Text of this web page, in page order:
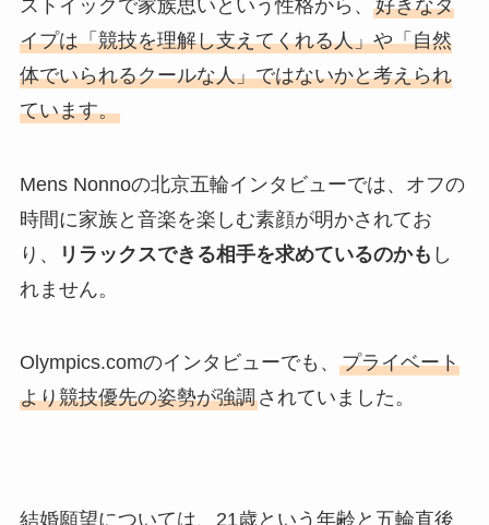
ストイックで家族思いという性格から、 好きなタ
イプは「競技を理解し支えてくれる人」や「自然
体でいられるクールな人」ではないかと考えられ
ています。
Mens Nonnoの北京五輪インタビューでは、オフの
時間に家族と音楽を楽しむ素顔が明かされてお
り、
リラックスできる相手を求めているのかも し
れません。
Olympics.comのインタビューでも、 プライベート
より競技優先の姿勢が強調されていました。
結婚願望については、21歳という年齢と五輪直後